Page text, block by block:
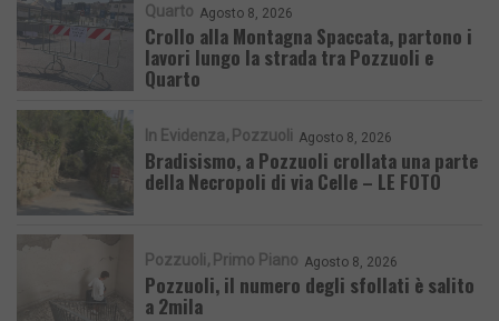
Quarto Agosto 8, 2026
Crollo alla Montagna Spaccata, partono i
lavori lungo la strada tra Pozzuoli e
Quarto
In Evidenza Pozzuoli Agosto 8, 2026
Bradisismo, a Pozzuoli crollata una parte
della Necropoli di via Celle – LE FOTO
Pozzuoli Primo Piano Agosto 8, 2026
Pozzuoli, il numero degli sfollati è salito
a 2mila